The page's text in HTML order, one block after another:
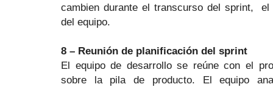
cambien durante el transcurso del sprint,
el
del equipo.
8 – Reunión de planificación del sprint
El equipo de desarrollo se reúne con el
sobre la pila de producto. El equipo